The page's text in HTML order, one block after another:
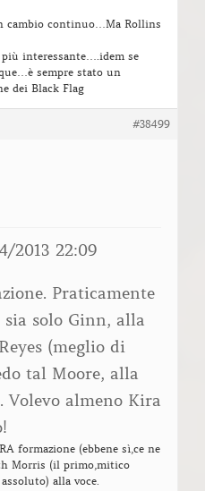
cambio continuo…Ma Rollins
più interessante….idem se
sempre stato un
dei Black Flag
#38499
2013 22:09
Praticamente
solo Ginn, alla
(meglio di
tal Moore, alla
Volevo almeno Kira
formazione (ebbene sì,ce ne
Morris (il primo,mitico
alla voce.